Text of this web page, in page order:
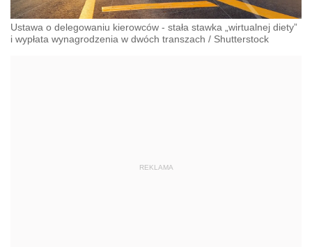
Ustawa o delegowaniu kierowców - stała stawka „wirtualnej diety”
i wypłata wynagrodzenia w dwóch transzach / Shutterstock